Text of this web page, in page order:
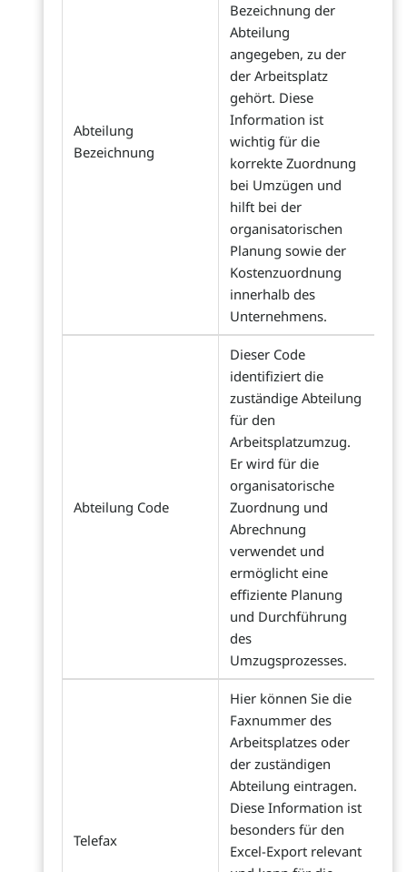
Abteilung
Bezeichnung
Bezeichnung der
Abteilung
angegeben, zu der
der Arbeitsplatz
gehört. Diese
Information ist
wichtig für die
korrekte Zuordnung
bei Umzügen und
hilft bei der
organisatorischen
Planung sowie der
Kostenzuordnung
innerhalb des
Unternehmens.
Abteilung Code
Dieser Code
identifiziert die
zuständige Abteilung
für den
Arbeitsplatzumzug.
Er wird für die
organisatorische
Zuordnung und
Abrechnung
verwendet und
ermöglicht eine
effiziente Planung
und Durchführung
des
Umzugsprozesses.
Telefax
Hier können Sie die
Faxnummer des
Arbeitsplatzes oder
der zuständigen
Abteilung eintragen.
Diese Information ist
besonders für den
Excel-Export relevant